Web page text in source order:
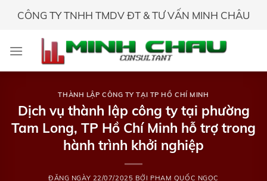
CÔNG TY TNHH TMDV ĐT & TƯ VẤN MINH CHÂU
THÀNH LẬP CÔNG TY TẠI TP HỒ CHÍ MINH
Dịch vụ thành lập công ty tại phường
Tam Long, TP Hồ Chí Minh hỗ trợ trong
hành trình khởi nghiệp
ĐĂNG NGÀY 22/07/2025 BỞI PHẠM QUỐC NGỌC